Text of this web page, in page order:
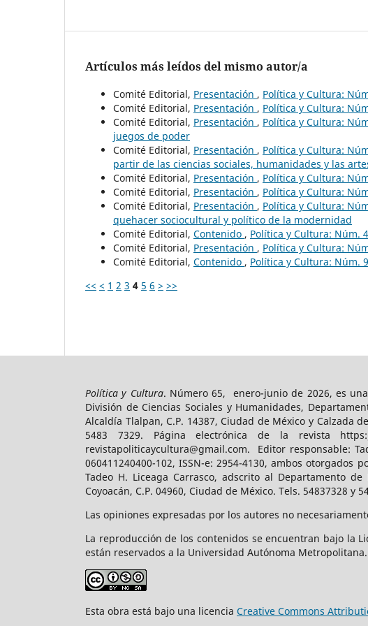
Artículos más leídos del mismo autor/a
Comité Editorial, Presentación , Política y Cultura:
Comité Editorial, Presentación , Política y Cultura:
Comité Editorial, Presentación , Política y Cultura:
juegos de poder
Comité Editorial, Presentación , Política y Cultura:
partir de las ciencias sociales, humanidades y las
Comité Editorial, Presentación , Política y Cultura:
Comité Editorial, Presentación , Política y Cultura:
Comité Editorial, Presentación , Política y Cultura:
quehacer sociocultural y político de la modernidad
Comité Editorial, Contenido , Política y Cultura: Núm.
Comité Editorial, Presentación , Política y Cultura:
Comité Editorial, Contenido , Política y Cultura: Núm.
<< < 1 2 3 4 5 6 > >>
Política y Cultura. Número 65, enero-junio de 2026, es
División de Ciencias Sociales y Humanidades,
Alcaldía Tlalpan, C.P. 14387, Ciudad de México y Calzada
5483 7329. Página electrónica de la revista https://
revistapoliticaycultura@gmail.com. Editor responsable:
060411240400-102, ISSN-e: 2954-4130, ambos
Tadeo H. Liceaga Carrasco, adscrito al Departamento
Coyoacán, C.P. 04960, Ciudad de México. Tels. 54837328
Las opiniones expresadas por los autores no
La reproducción de los contenidos se encuentran bajo la
están reservados a la Universidad Autónoma Metropolitana.
Esta obra está bajo una licencia Creative Commons